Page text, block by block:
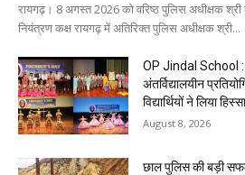
रायगढ़। 8 अगस्त 2026 को वरिष्ठ पुलिस अधीक्षक श्री
नियंत्रण कक्ष रायगढ़ में अतिरिक्त पुलिस अधीक्षक श्री...
OP Jindal School :
अंतर्विद्यालयीन
विद्यार्थियों ने लिया
August 8, 2026
छाल पुलिस की बड़ी